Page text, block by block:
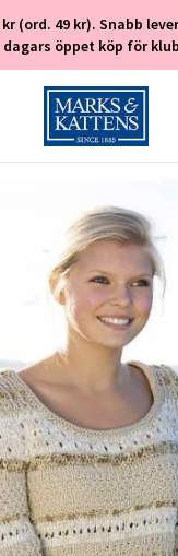
(ord. 49 kr). Snabb
dagars öppet köp för